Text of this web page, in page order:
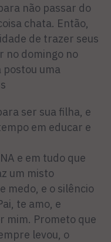
não passar do
chata. Então,
de trazer seus
no domingo no
postou uma
ser sua filha, e
em educar e
e em tudo que
um misto
medo, e o silêncio
te amo, e
mim. Prometo que
levou, o